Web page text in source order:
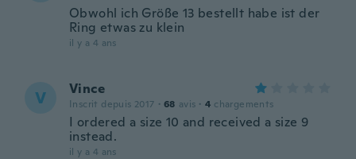
Obwohl ich Größe 13 bestellt habe ist der
Ring etwas zu klein
il y a 4 ans
V Vince
Inscrit depuis 2017 · 68 avis · 4 chargements
I ordered a size 10 and received a size 9
instead.
il y a 4 ans